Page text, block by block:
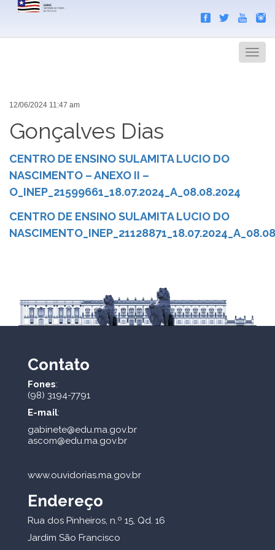
Menu
12/06/2024 11:47 am
Gonçalves Dias
CENTRO DE ENSINO SULAMITA LUCIO DO
NASCIMENTO – ANEXO II –
O_INEP_21599661_18.07.2024_A_08.08.2024
CENTRO DE ENSINO SULAMITA LUCIO DO
Contato
Fones:
(98) 3194-7791
E-mail:
gabinete@edu.ma.gov.br
ascom@edu.ma.gov.br
www.ouvidorias.ma.gov.br
Endereço
Rua dos Pinheiros, n.º 15, Qd. 16
Jardim São Francisco